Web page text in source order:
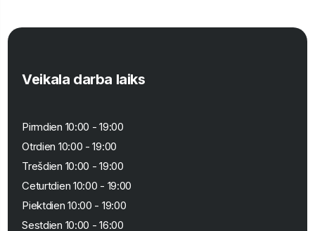
Veikala darba laiks
Pirmdien 10:00 - 19:00
Otrdien 10:00 - 19:00
Trešdien 10:00 - 19:00
Ceturtdien 10:00 - 19:00
Piektdien 10:00 - 19:00
Sestdien 10:00 - 16:00